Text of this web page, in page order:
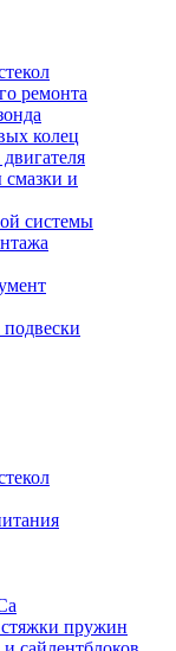
ремонта
колец
смазки и
системы
пружин